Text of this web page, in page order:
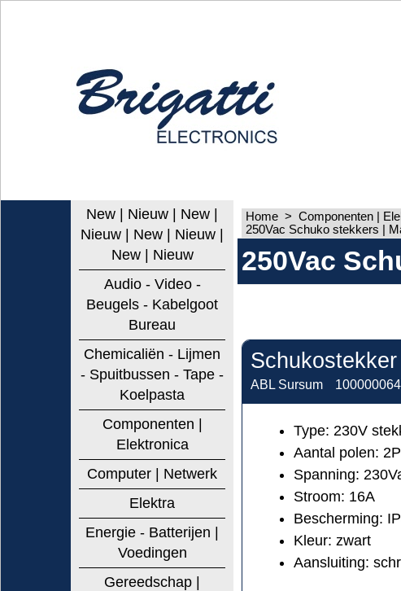
New | Nieuw | New |
Nieuw | New | Nieuw |
New | Nieuw
Audio - Video -
Beugels - Kabelgoot
Bureau
Chemicaliën - Lijmen
- Spuitbussen - Tape -
Koelpasta
Componenten |
Elektronica
Computer | Netwerk
Elektra
Energie - Batterijen |
Voedingen
Gereedschap |
Home > Componenten |
250Vac Schuko stekkers |
250Vac
ABL Sursum
Type: 230V
Aantal polen:
Spanning:
Stroom: 16A
Bescherming:
Kleur: zwart
Aansluiting: